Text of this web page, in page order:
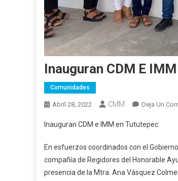
Inauguran CDM E
Comunidades
Abril 28, 2022 CMM Deja Un
Inauguran CDM e IMM en Tututepec
En esfuerzos coordinados con el
compañía de Regidores del Honorable
presencia de la Mtra. Ana Vásquez